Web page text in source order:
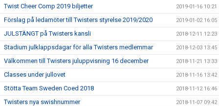
Twist Cheer Comp 2019 biljetter 2019-01-16 10:21
Förslag på ledamöter till Twisters styrelse 2019/2020 2019-01-02 16:05
JULSTÄNGT på Twisters kansli 2018-12-11 12:23
Stadium julklappsdagar för alla Twisters medlemmar 2018-12-03 13:45
Välkommen till Twisters juluppvisning 16 december 2018-11-21 13:33
Classes under jullovet 2018-11-16 13:42
Stötta Team Sweden Coed 2018 2018-11-12 16:46
Twisters nya swishnummer 2018-11-07 09:42